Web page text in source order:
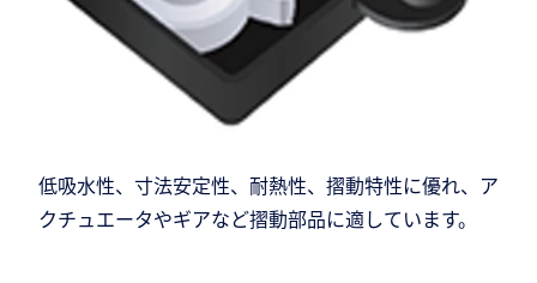
低吸水性、寸法安定性、耐熱性、摺動特性に優れ、ア
クチュエータやギアなど摺動部品に適しています。